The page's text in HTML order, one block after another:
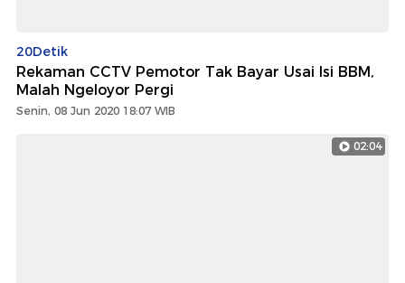
20Detik
Rekaman CCTV Pemotor Tak Bayar Usai Isi BBM,
Malah Ngeloyor Pergi
Senin, 08 Jun 2020 18:07 WIB
02:04